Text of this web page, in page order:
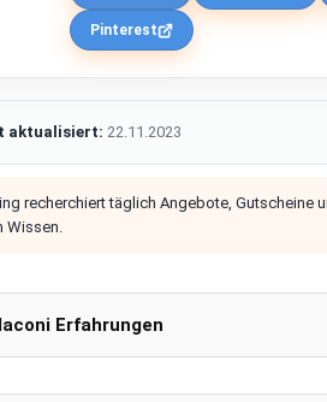
Pinterest
aktualisiert: 22.11.2023
recherchiert täglich Angebote, Gutscheine
Wissen.
Erfahrungen